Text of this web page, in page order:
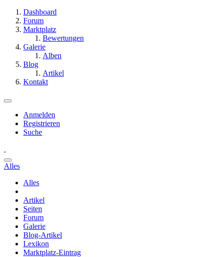
Dashboard
Forum
Marktplatz
Bewertungen
Galerie
Alben
Blog
Artikel
Kontakt
Anmelden
Registrieren
Suche
Alles
Alles
Artikel
Seiten
Forum
Galerie
Blog-Artikel
Lexikon
Marktplatz-Eintrag